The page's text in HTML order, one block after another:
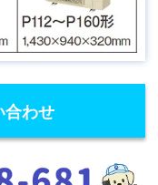
合わせ